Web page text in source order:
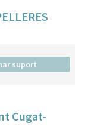
suport
Cugat-